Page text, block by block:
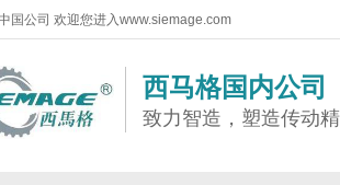
国公司 欢迎您进入www.siemage.com
西马格国内公司
致力智造，塑造传动